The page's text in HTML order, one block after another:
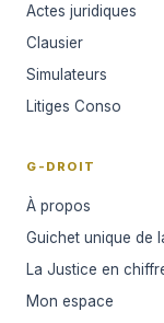
Actes juridiques
Clausier
Simulateurs
Litiges Conso
G-DROIT
À propos
Guichet unique de
La Justice en
Mon espace